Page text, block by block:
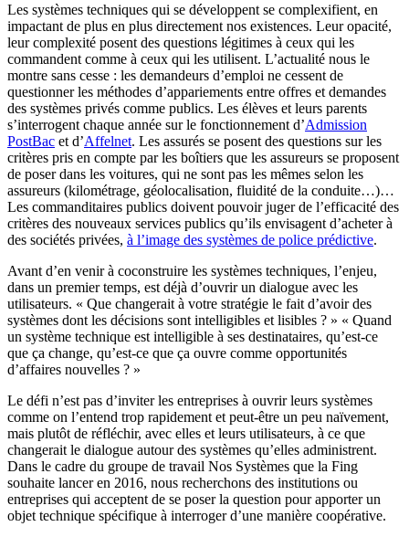
Les systèmes techniques qui se développent se complexifient, en
impactant de plus en plus directement nos existences. Leur opacité,
leur complexité posent des questions légitimes à ceux qui les
commandent comme à ceux qui les utilisent. L’actualité nous le
montre sans cesse : les demandeurs d’emploi ne cessent de
questionner les méthodes d’appariements entre offres et demandes
des systèmes privés comme publics. Les élèves et leurs parents
s’interrogent chaque année sur le fonctionnement d’Admission
PostBac et d’Affelnet. Les assurés se posent des questions sur les
critères pris en compte par les boîtiers que les assureurs se proposent
de poser dans les voitures, qui ne sont pas les mêmes selon les
assureurs (kilométrage, géolocalisation, fluidité de la conduite…)…
Les commanditaires publics doivent pouvoir juger de l’efficacité des
critères des nouveaux services publics qu’ils envisagent d’acheter à
des sociétés privées, à l’image des systèmes de police prédictive.
Avant d’en venir à coconstruire les systèmes techniques, l’enjeu,
dans un premier temps, est déjà d’ouvrir un dialogue avec les
utilisateurs. « Que changerait à votre stratégie le fait d’avoir des
systèmes dont les décisions sont intelligibles et lisibles ? » « Quand
un système technique est intelligible à ses destinataires, qu’est-ce
que ça change, qu’est-ce que ça ouvre comme opportunités
d’affaires nouvelles ? »
Le défi n’est pas d’inviter les entreprises à ouvrir leurs systèmes
comme on l’entend trop rapidement et peut-être un peu naïvement,
mais plutôt de réfléchir, avec elles et leurs utilisateurs, à ce que
changerait le dialogue autour des systèmes qu’elles administrent.
Dans le cadre du groupe de travail Nos Systèmes que la Fing
souhaite lancer en 2016, nous recherchons des institutions ou
entreprises qui acceptent de se poser la question pour apporter un
objet technique spécifique à interroger d’une manière coopérative.